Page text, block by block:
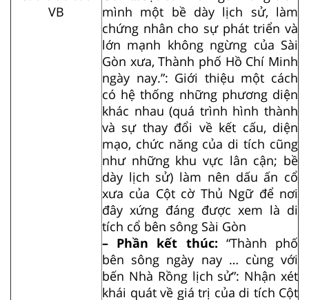
VB
mình một bề dày lịch sử, làm
chứng nhân cho sự phát triển và
lớn mạnh không ngừng của Sài
Gòn xưa, Thành phố Hồ Chí Minh
ngày nay.”: Giới thiệu một cách
có hệ thống những phương diện
khác nhau (quá trình hình thành
và sự thay đổi về kết cấu, diện
mạo, chức năng của di tích cũng
như những khu vực lân cận; bề
dày lịch sử) làm nên dấu ấn cổ
xưa của Cột cờ Thủ Ngữ để nơi
đây xứng đáng được xem là di
tích cổ bên sông Sài Gòn
– Phần kết thúc: “Thành phố
bên sông ngày nay … cùng với
bến Nhà Rồng lịch sử”: Nhận xét
khái quát về giá trị của di tích Cột